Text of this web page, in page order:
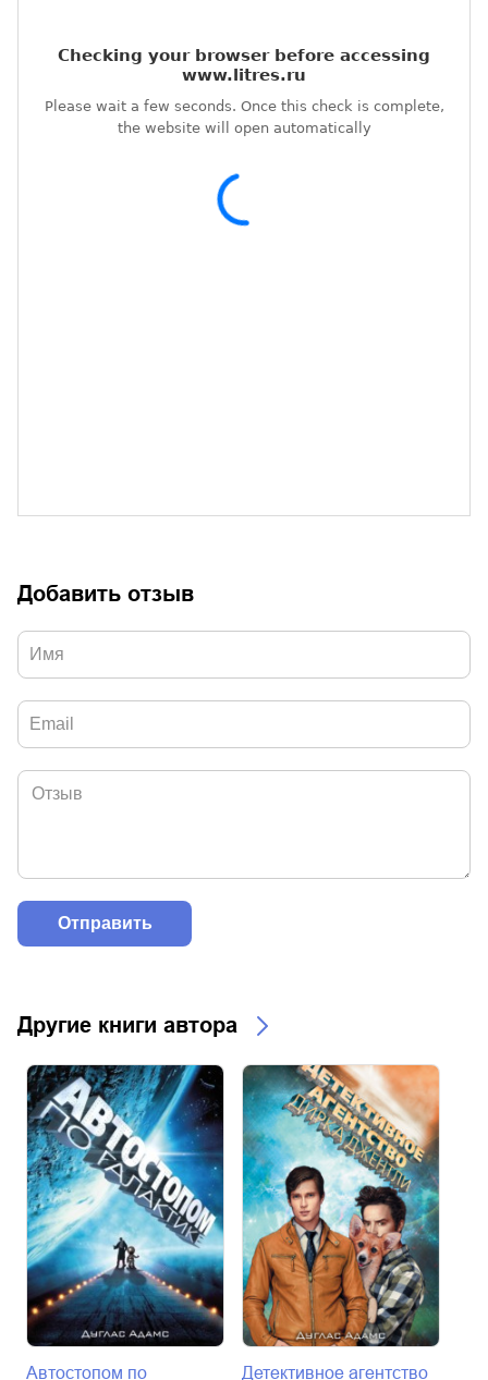
Добавить отзыв
Другие книги автора
Автостопом по Детективное агентство